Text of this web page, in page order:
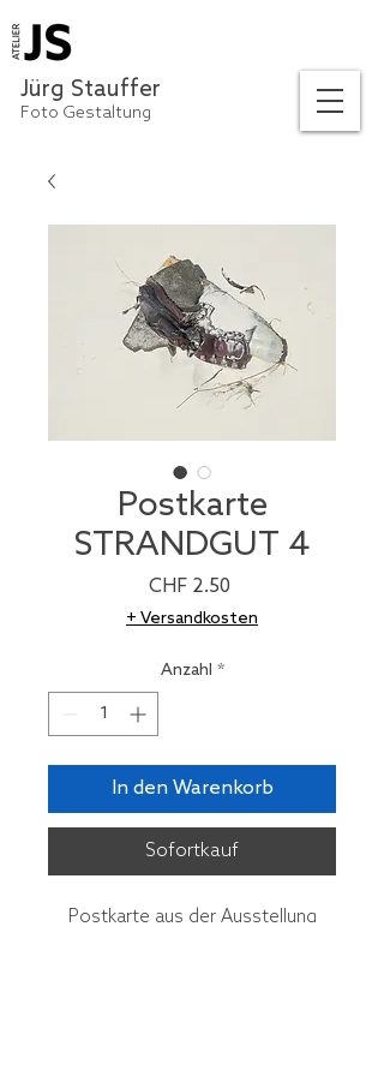
Jürg Stauffer
Foto Gestaltung
Postkarte
STRANDGUT 4
CHF 2.50Preis
+ Versandkosten
Anzahl *
In den Warenkorb
Sofortkauf
Postkarte aus der Ausstellung